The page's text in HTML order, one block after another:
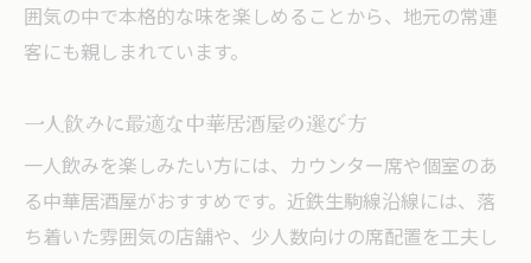
囲気の中で本格的な味を楽しめることから、地元の常連
客にも親しまれています。
一人飲みに最適な中華居酒屋の選び方
一人飲みを楽しみたい方には、カウンター席や個室のあ
る中華居酒屋がおすすめです。近鉄生駒線沿線には、落
ち着いた雰囲気の店舗や、少人数向けの席配置を工夫し